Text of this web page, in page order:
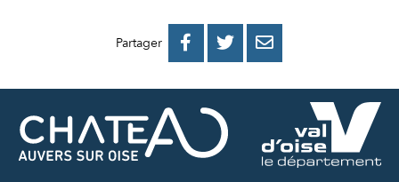
Partager 
PARTAGER
FACEBOOK
PARTAGER
PARTAGER
MAIL